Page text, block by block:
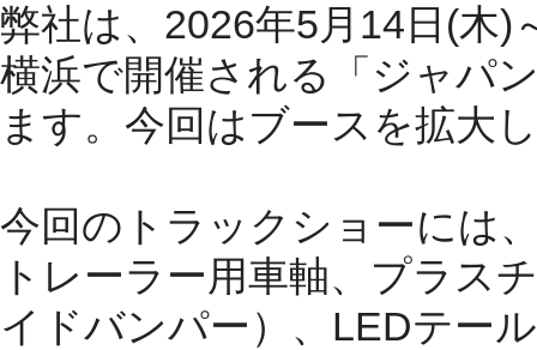
弊社は、2026年5月14日(木)
横浜で開催される「 ジャパ
ます。今回はブースを拡大
今回のトラックショーには
トレーラー用車軸、プラス
イドバンパー）、LEDテー